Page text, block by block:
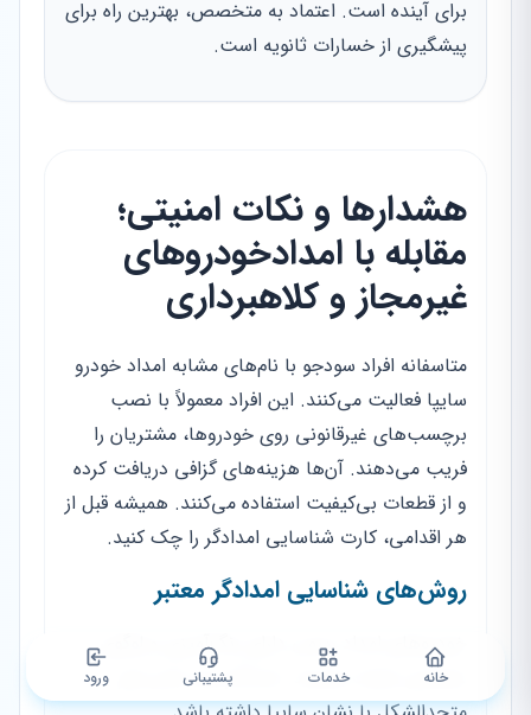
برای آینده است. اعتماد به متخصص، بهترین راه برای
پیشگیری از خسارات ثانویه است.
هشدارها و نکات امنیتی؛
مقابله با امدادخودروهای
غیرمجاز و کلاهبرداری
متاسفانه افراد سودجو با نام‌های مشابه امداد خودرو
سایپا فعالیت می‌کنند. این افراد معمولاً با نصب
برچسب‌های غیرقانونی روی خودروها، مشتریان را
فریب می‌دهند. آن‌ها هزینه‌های گزافی دریافت کرده
و از قطعات بی‌کیفیت استفاده می‌کنند. همیشه قبل از
هر اقدامی، کارت شناسایی امدادگر را چک کنید.
روش‌های شناسایی امدادگر معتبر
خودروهای امداد رسمی دارای رنگ‌آمیزی و لوگوی
مشخص شرکت هستند. امدادگر باید لباس فرم
خانه خدمات پشتیبانی ورود